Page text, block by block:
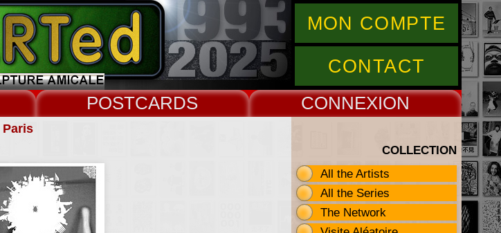
MON COMPTE
CONTACT
CARDS CONNEX
Paris
COLLECTION
All the Artists
All the Series
The Network